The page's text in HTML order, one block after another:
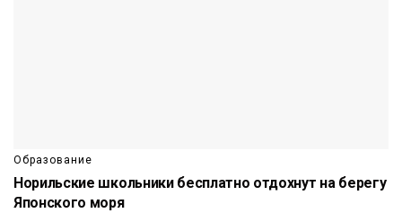
Образование
Норильские школьники бесплатно отдохнут на берегу
Японского моря